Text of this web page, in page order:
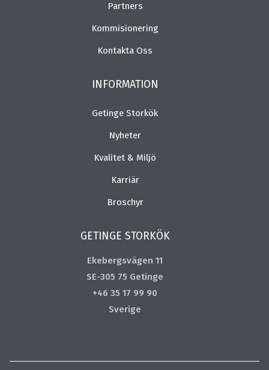
Partners
Kommisionering
Kontakta Oss
INFORMATION
Getinge Storkök
Nyheter
Kvalitet & Miljö
Karriär
Broschyr
GETINGE STORKÖK
Ekebergsvägen 11
SE-305 75 Getinge
+46 35 17 99 90
Sverige